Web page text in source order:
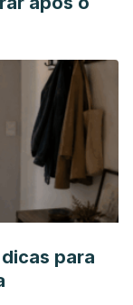
of nutrient
WS. Hair shaft
dryer. Ann
C, Uchida Y,
Hair Growth
Peptides
Vascular
Food. 2018
para